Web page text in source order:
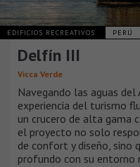
EDIFICIOS RECREATIVOS PERÚ
Delfín III
Vicca Verde
Navegando las aguas
experiencia del turismo
un crucero de alta gama
el proyecto no solo
de confort y diseño, sino
profundo con su entorno